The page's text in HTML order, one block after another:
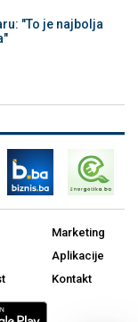
"To je najbolja
Marketing
Aplikacije
Kontakt